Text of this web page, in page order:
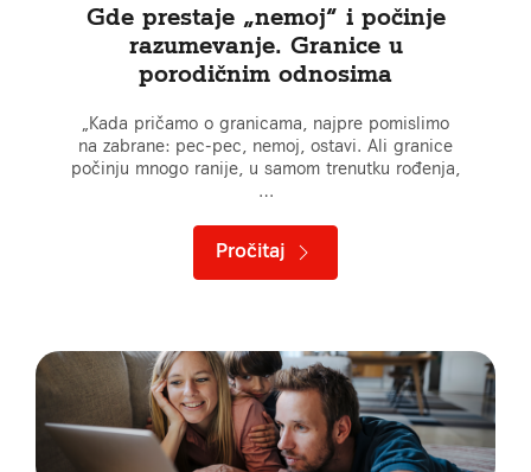
Gde prestaje „nemoj“ i počinje
razumevanje. Granice u
porodičnim odnosima
„Kada pričamo o granicama, najpre pomislimo
na zabrane: pec-pec, nemoj, ostavi. Ali granice
počinju mnogo ranije, u samom trenutku rođenja,
…
Pročitaj